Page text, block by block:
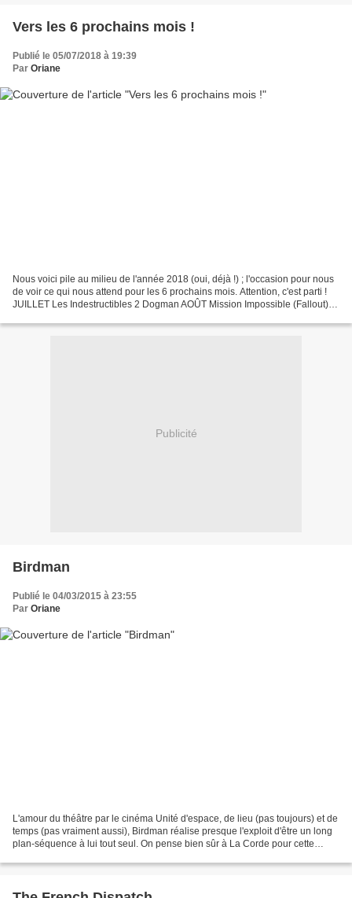
Vers les 6 prochains mois !
Publié le 05/07/2018 à 19:39
Par Oriane
Nous voici pile au milieu de l'année 2018 (oui, déjà !) ; l'occasion pour nous
de voir ce qui nous attend pour les 6 prochains mois. Attention, c'est parti !
JUILLET Les Indestructibles 2 Dogman AOÛT Mission Impossible (Fallout) :
Publicité
Birdman
Publié le 04/03/2015 à 23:55
Par Oriane
L'amour du théâtre par le cinéma Unité d'espace, de lieu (pas toujours) et de
temps (pas vraiment aussi), Birdman réalise presque l'exploit d'être un long
plan-séquence à lui tout seul. On pense bien sûr à La Corde pour cette